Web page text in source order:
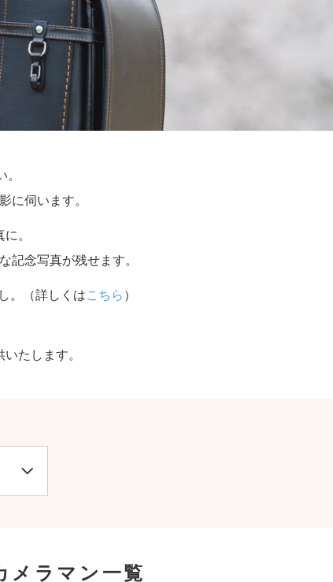
に伺います。
。
記念写真が残せます。
。（詳しくはこちら ）
たします。
メラマン一覧